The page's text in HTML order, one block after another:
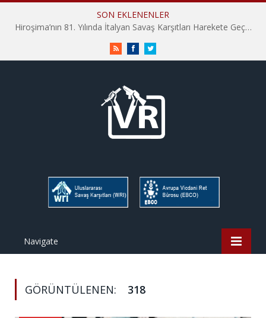
SON EKLENENLER
Hiroşima’nın 81. Yılında İtalyan Savaş Karşıtları Harekete Geçti: “Hatırlamak yeterli değil”
RSS FacebookTwitter
Navigate
GÖRÜNTÜLENEN: 318